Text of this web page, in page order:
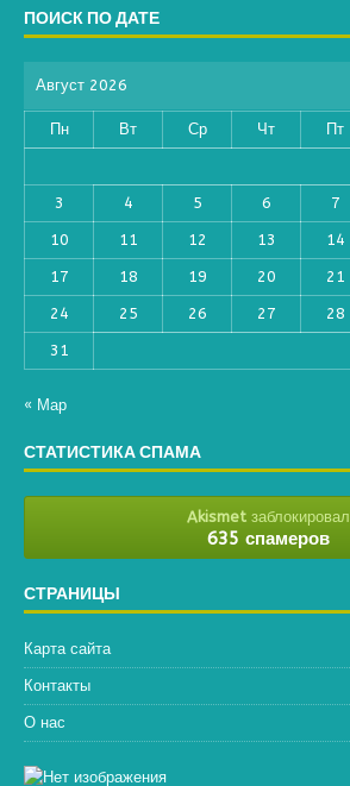
ПОИСК ПО ДАТЕ
Август 2026
Пн Вт Ср Чт Пт
3 4 5 6 7
10 11 12 13 14
17 18 19 20 21
24 25 26 27 28
31
« Мар
СТАТИСТИКА СПАМА
Akismetзаблокировал
635 спамеров
СТРАНИЦЫ
Карта сайта
Контакты
О нас